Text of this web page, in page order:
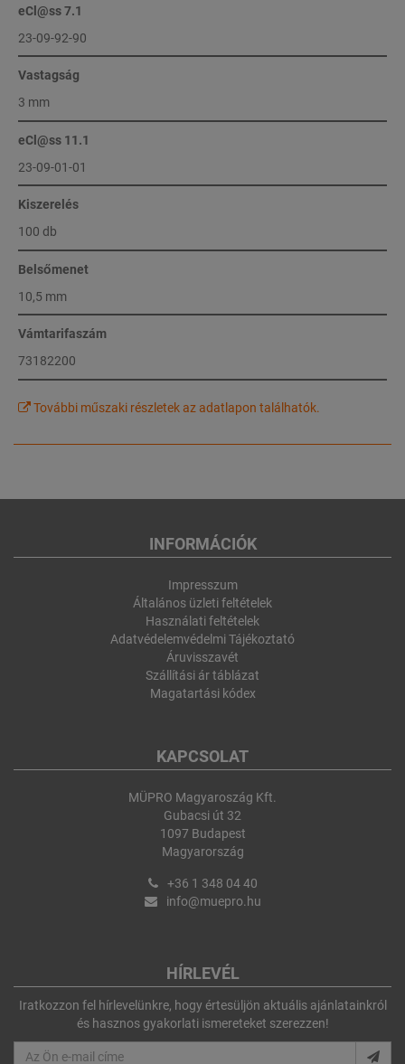
eCl@ss 7.1
23-09-92-90
Vastagság
3 mm
eCl@ss 11.1
23-09-01-01
Kiszerelés
100 db
Belsőmenet
10,5 mm
Vámtarifaszám
73182200
További műszaki részletek az adatlapon találhatók.
INFORMÁCIÓK
Impresszum
Általános üzleti feltételek
Használati feltételek
Adatvédelemvédelmi Tájékoztató
Áruvisszavét
Szállítási ár táblázat
Magatartási kódex
KAPCSOLAT
MÜPRO Magyaroszág Kft.
Gubacsi út 32
1097 Budapest
Magyarország
+36 1 348 04 40
info@muepro.hu
HÍRLEVÉL
Iratkozzon fel hírlevelünkre, hogy értesüljön aktuális ajánlatainkról
és hasznos gyakorlati ismereteket szerezzen!